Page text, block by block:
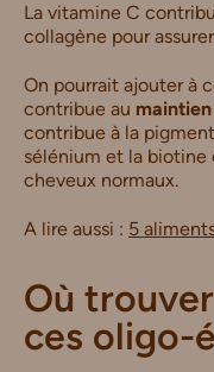
La vitamine C
collagène pour
On pourrait ajouter à
contribue au maintien
contribue à la
sélénium et la
cheveux normaux.
A lire aussi : 5
Où
ces oligo-